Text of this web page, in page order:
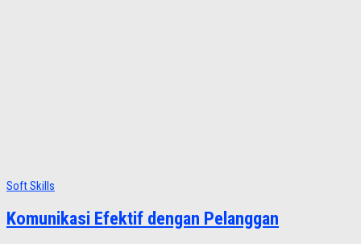
Soft Skills
Komunikasi Efektif dengan Pelanggan